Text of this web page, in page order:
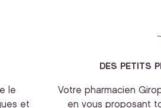
le
et
DES PETITS
Votre pharmacien
en vous proposant